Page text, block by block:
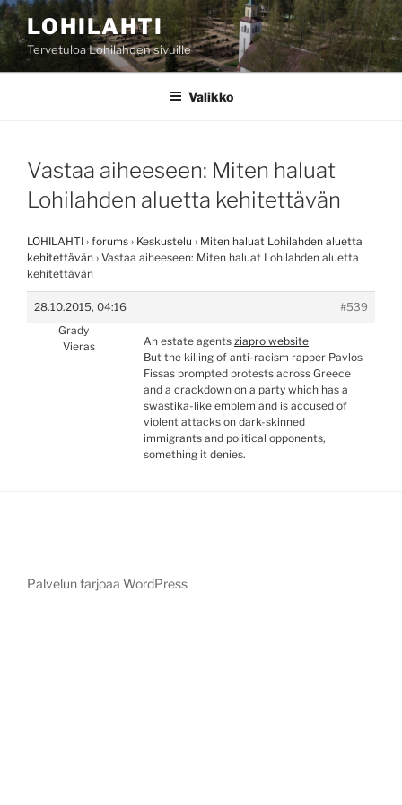
Siirry
sisältöönLOHILAHTI
Tervetuloa Lohilahden sivuille
Valikko
Vastaa aiheeseen: Miten haluat
Lohilahden aluetta kehitettävän
LOHILAHTI › forums › Keskustelu › Miten haluat Lohilahden aluetta
kehitettävän › Vastaa aiheeseen: Miten haluat Lohilahden aluetta
kehitettävän
28.10.2015, 04:16
#539
Grady
Vieras
An estate agents ziapro website
But the killing of anti-racism rapper Pavlos
Fissas prompted protests across Greece
and a crackdown on a party which has a
swastika-like emblem and is accused of
violent attacks on dark-skinned
immigrants and political opponents,
something it denies.
Palvelun tarjoaa WordPress